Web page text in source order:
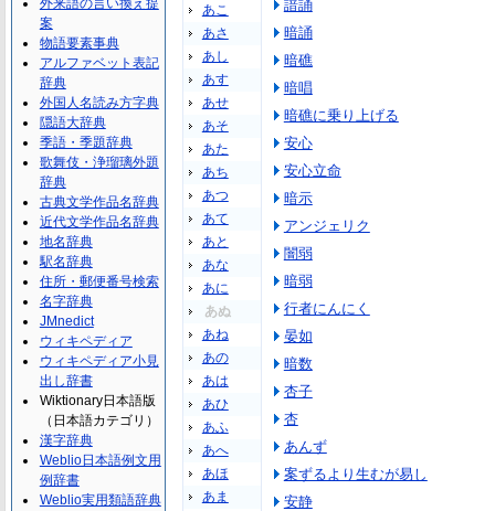
あこ
あさ
あし
あす
あせ
あそ
あた
あち
あつ
あて
あと
あな
あに
あぬ
あね
あの
あは
あひ
あふ
あへ
あほ
あま
諳誦
暗誦
暗礁
暗唱
暗礁に乗り上げる
安心
安心立命
暗示
アンジェリク
闇弱
暗弱
行者にんにく
晏如
暗数
杏子
杏
あんず
案ずるより生むが易し
安静
外来語の言い換え提
案
物語要素事典
アルファベット表記
辞典
外国人名読み方字典
隠語大辞典
季語・季題辞典
歌舞伎・浄瑠璃外題
辞典
古典文学作品名辞典
近代文学作品名辞典
地名辞典
駅名辞典
住所・郵便番号検索
名字辞典
JMnedict
ウィキペディア
ウィキペディア小見
出し辞書
Wiktionary日本語版
（日本語カテゴリ）
漢字辞典
Weblio日本語例文用
例辞書
Weblio実用類語辞典